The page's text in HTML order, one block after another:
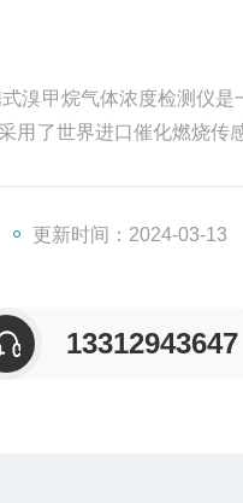
溴甲烷气体浓度检测仪
用了世界进口催化燃烧
更新时间：2024-03-13
13312943647